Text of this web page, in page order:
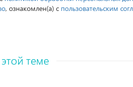
, ознакомлен(а) с пользовательским
теме